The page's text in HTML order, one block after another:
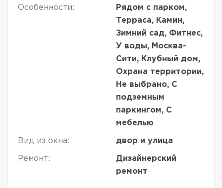
Особенности:
Рядом с парком,
Терраса, Камин,
Зимний сад, Фитнес,
У воды, Москва-
Сити, Клубный дом,
Охрана территории,
Не выбрано, С
подземным
паркингом, С
мебелью
Вид из окна: двор и улица
Ремонт:
Дизайнерский
ремонт